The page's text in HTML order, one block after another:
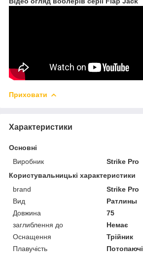
Приховати
Характеристики
Основні
Виробник
Strike Pro
Користувальницькі характеристики
brand
Strike Pro
Вид
Ратлины
Довжина
75
заглиблення до
Немає
Оснащення
Трійник
Плавучість
Потопаючі